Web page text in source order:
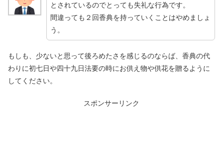
とされているのでとっても失礼な行為です。
間違っても２回香典を持っていくことはやめましょ
う。
もしも、少ないと思って後ろめたさを感じるのならば、香典の代
わりに初七日や四十九日法要の時にお供え物や供花を贈るように
してください。
スポンサーリンク